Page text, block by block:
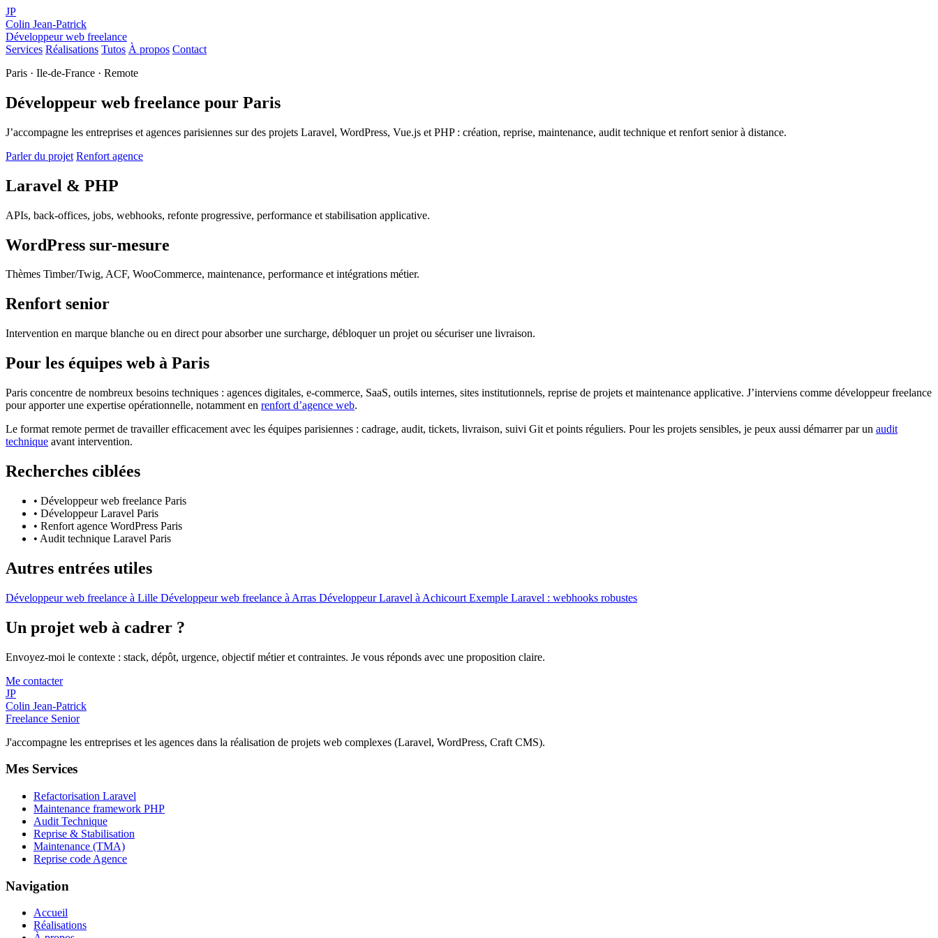
JP
Colin Jean-Patrick
Développeur web freelance
Services Réalisations Tutos À propos Contact
Paris · Ile-de-France · Remote
Développeur web freelance pour Paris
J’accompagne les entreprises et agences parisiennes sur des projets Laravel, WordPress, Vue.js et PHP : création, reprise, maintenance, audit technique et renfort senior à distance.
Parler du projet Renfort agence
Laravel & PHP
APIs, back-offices, jobs, webhooks, refonte progressive, performance et stabilisation applicative.
WordPress sur-mesure
Thèmes Timber/Twig, ACF, WooCommerce, maintenance, performance et intégrations métier.
Renfort senior
Intervention en marque blanche ou en direct pour absorber une surcharge, débloquer un projet ou sécuriser une livraison.
Pour les équipes web à Paris
Paris concentre de nombreux besoins techniques : agences digitales, e-commerce, SaaS, outils internes, sites institutionnels, reprise de projets et maintenance applicative. J’interviens comme développeur freelance
pour apporter une expertise opérationnelle, notamment en renfort d’agence web.
Le format remote permet de travailler efficacement avec les équipes parisiennes : cadrage, audit, tickets, livraison, suivi Git et points réguliers. Pour les projets sensibles, je peux aussi démarrer par un audit
technique avant intervention.
Recherches ciblées
• Développeur web freelance Paris
• Développeur Laravel Paris
• Renfort agence WordPress Paris
• Audit technique Laravel Paris
Autres entrées utiles
Développeur web freelance à Lille Développeur web freelance à Arras Développeur Laravel à Achicourt Exemple Laravel : webhooks robustes
Un projet web à cadrer ?
Envoyez-moi le contexte : stack, dépôt, urgence, objectif métier et contraintes. Je vous réponds avec une proposition claire.
Me contacter
JP
Colin Jean-Patrick
Freelance Senior
J'accompagne les entreprises et les agences dans la réalisation de projets web complexes (Laravel, WordPress, Craft CMS).
Mes Services
Refactorisation Laravel
Maintenance framework PHP
Audit Technique
Reprise & Stabilisation
Maintenance (TMA)
Reprise code Agence
Navigation
Accueil
Réalisations